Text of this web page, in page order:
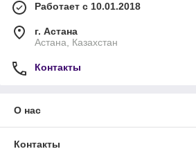
Работает с 10.01.2018
г. Астана
Астана, Казахстан
Контакты
О нас
Контакты